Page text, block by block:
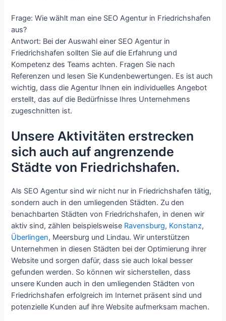
Frage: Wie wählt man eine SEO Agentur in Friedrichshafen
aus?
Antwort: Bei der Auswahl einer SEO Agentur in
Friedrichshafen sollten Sie auf die Erfahrung und
Kompetenz des Teams achten. Fragen Sie nach
Referenzen und lesen Sie Kundenbewertungen. Es ist auch
wichtig, dass die Agentur Ihnen ein individuelles Angebot
erstellt, das auf die Bedürfnisse Ihres Unternehmens
zugeschnitten ist.
Unsere Aktivitäten erstrecken
sich auch auf angrenzende
Städte von Friedrichshafen.
Als SEO Agentur sind wir nicht nur in Friedrichshafen tätig,
sondern auch in den umliegenden Städten. Zu den
benachbarten Städten von Friedrichshafen, in denen wir
aktiv sind, zählen beispielsweise Ravensburg, Konstanz,
Überlingen, Meersburg und Lindau. Wir unterstützen
Unternehmen in diesen Städten bei der Optimierung ihrer
Website und sorgen dafür, dass sie auch lokal besser
gefunden werden. So können wir sicherstellen, dass
unsere Kunden auch in den umliegenden Städten von
Friedrichshafen erfolgreich im Internet präsent sind und
potenzielle Kunden auf ihre Website aufmerksam machen.